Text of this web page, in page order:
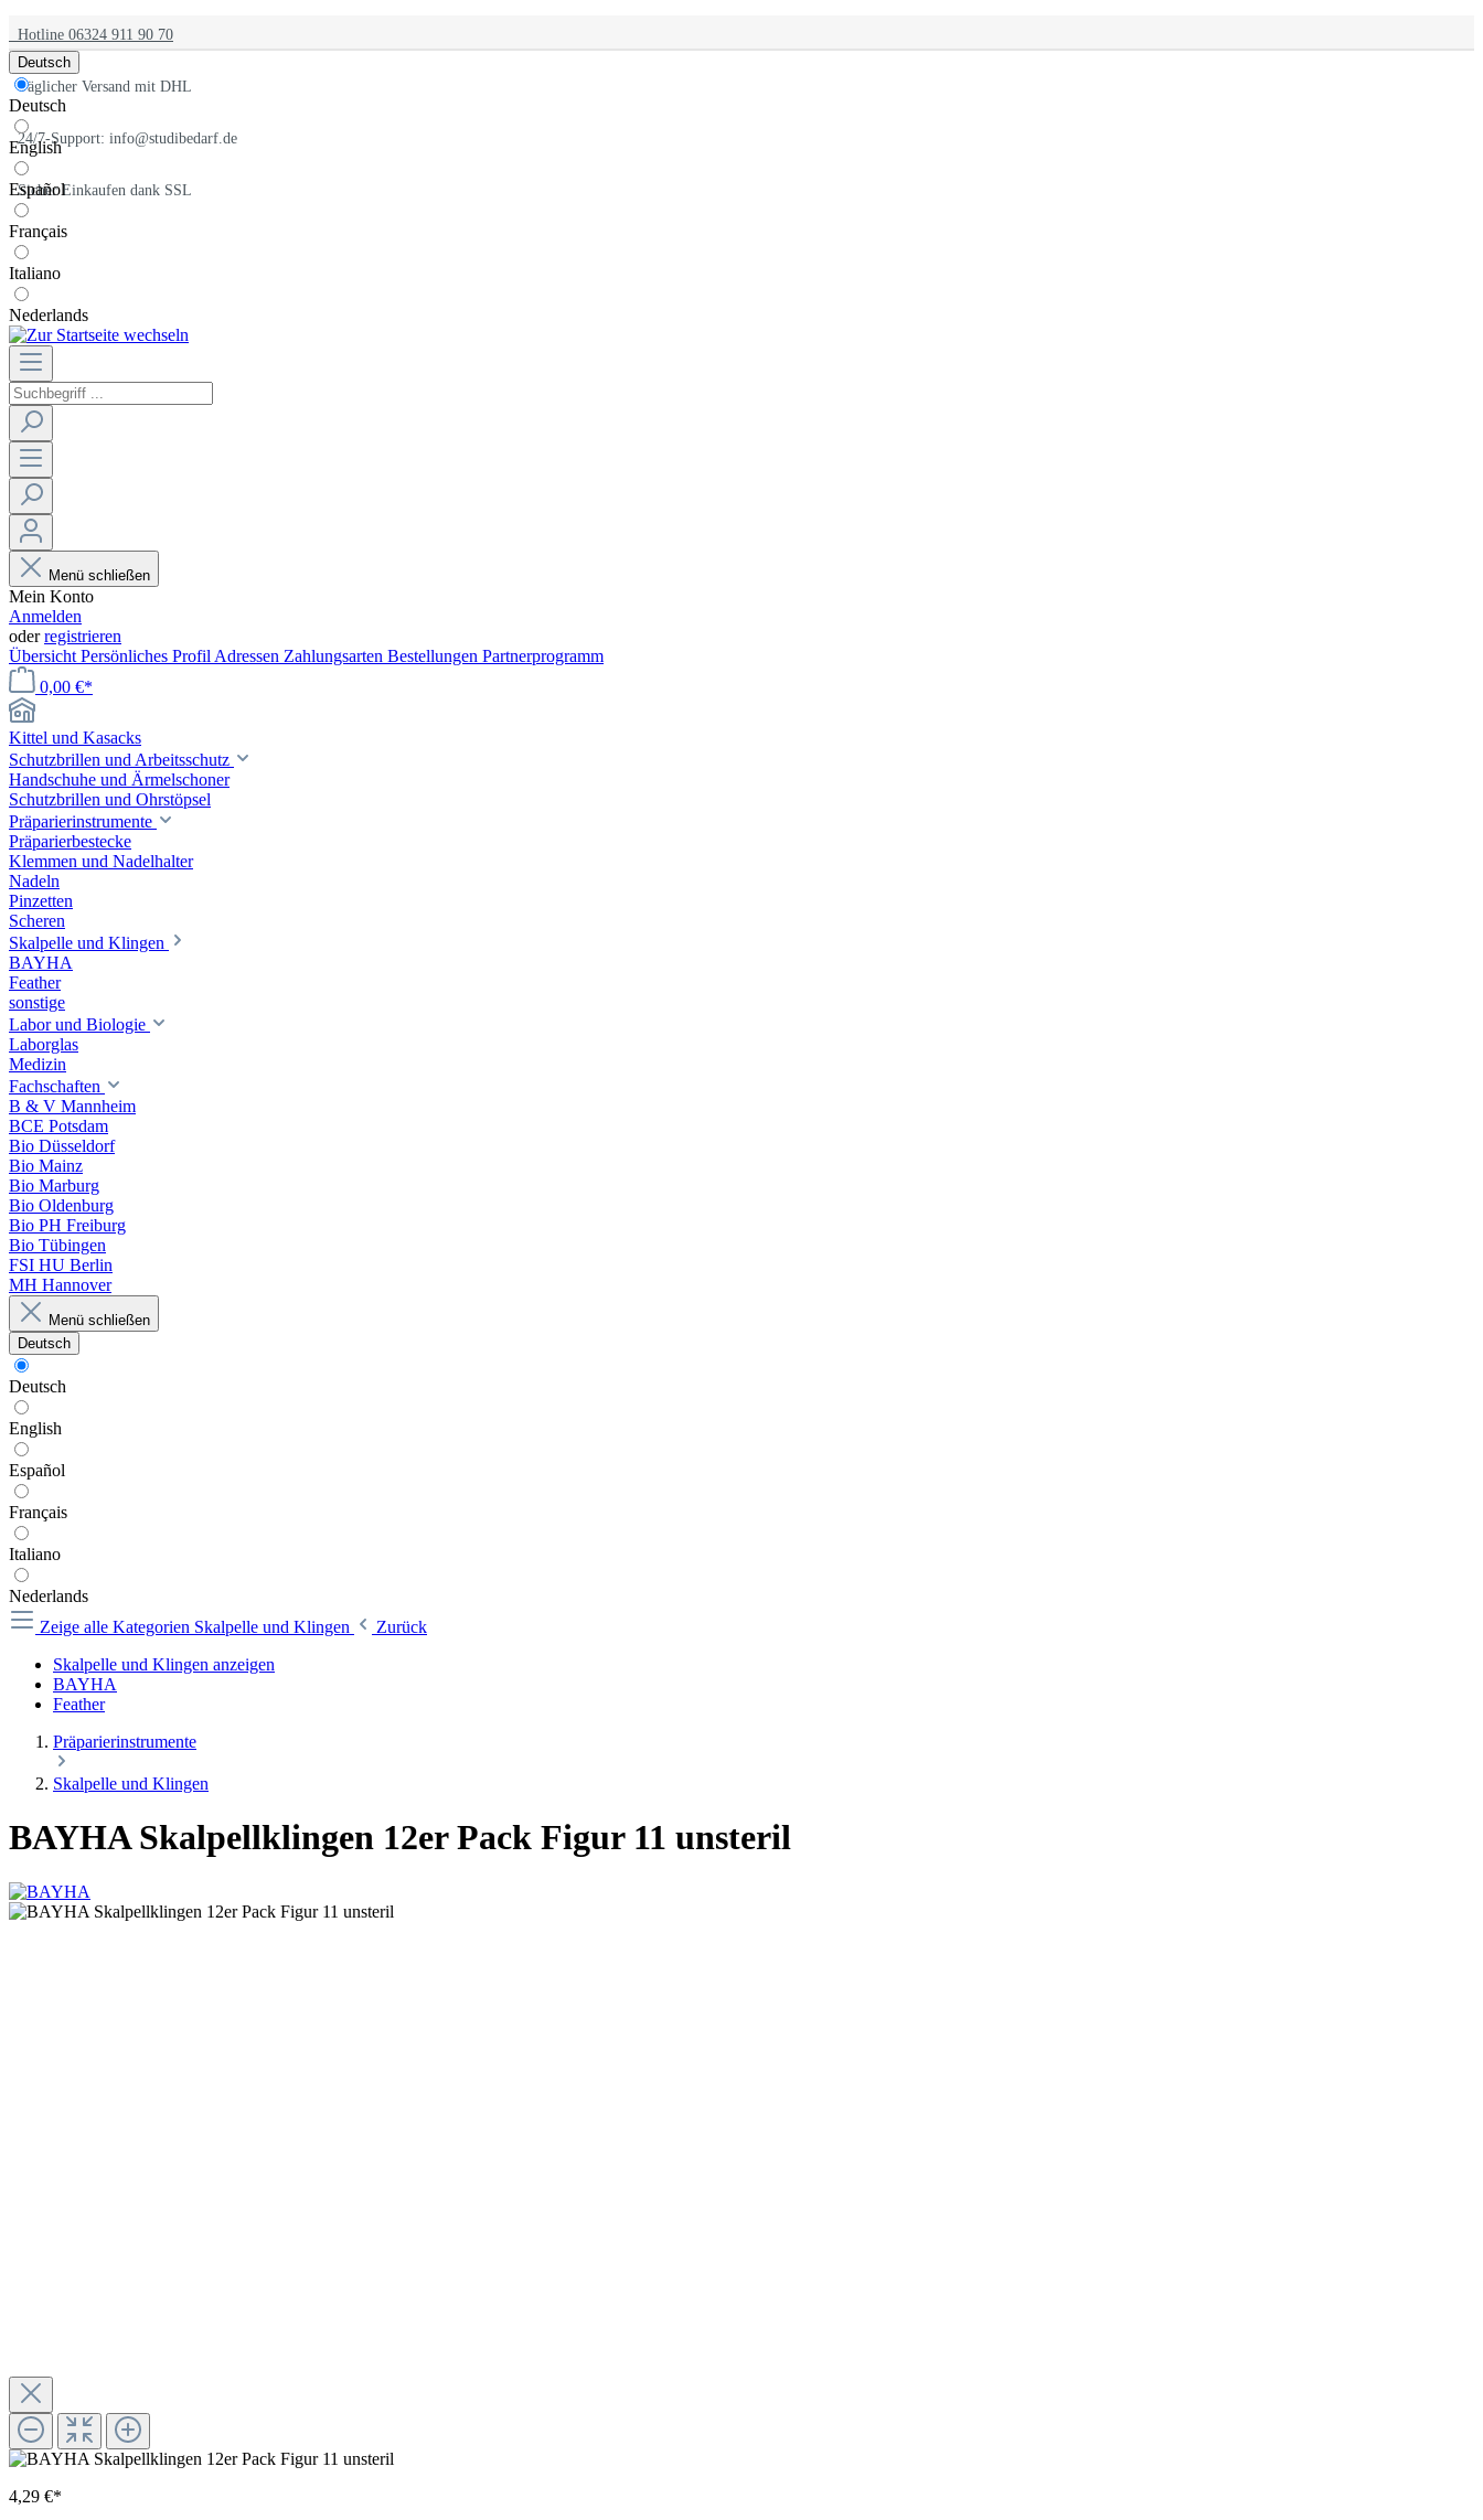
Hotline 06324 911 90 70
Täglicher Versand mit DHL
24/7-Support: info@studibedarf.de
Sicher Einkaufen dank SSL
Deutsch
Deutsch
English
Español
Français
Italiano
Nederlands
Menü schließen
Mein Konto
Anmelden
oderregistrieren
Übersicht Persönliches Profil Adressen Zahlungsarten Bestellungen Partnerprogramm
0,00 €*
Kittel und Kasacks
Schutzbrillen und Arbeitsschutz
Handschuhe und Ärmelschoner
Schutzbrillen und Ohrstöpsel
Präparierinstrumente
Präparierbestecke
Klemmen und Nadelhalter
Nadeln
Pinzetten
Scheren
Skalpelle und Klingen
BAYHA
Feather
sonstige
Labor und Biologie
Laborglas
Medizin
Fachschaften
B & V Mannheim
BCE Potsdam
Bio Düsseldorf
Bio Mainz
Bio Marburg
Bio Oldenburg
Bio PH Freiburg
Bio Tübingen
FSI HU Berlin
MH Hannover
Menü schließen
Deutsch
Deutsch
English
Español
Français
Italiano
Nederlands
Zeige alle Kategorien Skalpelle und Klingen
Zurück
Skalpelle und Klingen anzeigen
BAYHA
Feather
Präparierinstrumente
Skalpelle und Klingen
BAYHA Skalpellklingen 12er Pack Figur 11 unsteril
4,29 €*